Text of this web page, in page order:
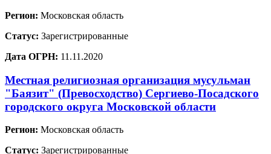
Регион: Московская область
Статус: Зарегистрированные
Дата ОГРН: 11.11.2020
Местная религиозная организация мусульман
"Баязит" (Превосходство) Сергиево-Посадского
городского округа Московской области
Регион: Московская область
Статус: Зарегистрированные